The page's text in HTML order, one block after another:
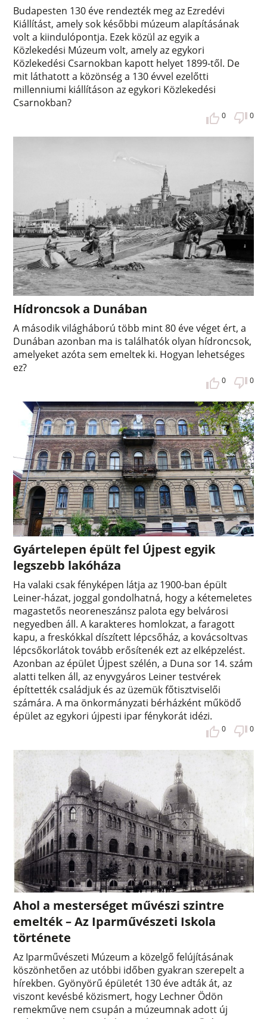
Budapesten 130 éve rendezték meg az Ezredévi
Kiállítást, amely sok későbbi múzeum alapításának
volt a kiindulópontja. Ezek közül az egyik a
Közlekedési Múzeum volt, amely az egykori
Közlekedési Csarnokban kapott helyet 1899-től. De
mit láthatott a közönség a 130 évvel ezelőtti
millenniumi kiállításon az egykori Közlekedési
Csarnokban?
0 0
Hídroncsok a Dunában
A második világháború több mint 80 éve véget ért, a
Dunában azonban ma is találhatók olyan hídroncsok,
amelyeket azóta sem emeltek ki. Hogyan lehetséges
ez?
0 0
Gyártelepen épült fel Újpest egyik
legszebb lakóháza
Ha valaki csak fényképen látja az 1900-ban épült
Leiner-házat, joggal gondolhatná, hogy a kétemeletes
magastetős neoreneszánsz palota egy belvárosi
negyedben áll. A karakteres homlokzat, a faragott
kapu, a freskókkal díszített lépcsőház, a kovácsoltvas
lépcsőkorlátok tovább erősítenék ezt az elképzelést.
Azonban az épület Újpest szélén, a Duna sor 14. szám
alatti telken áll, az enyvgyáros Leiner testvérek
építtették családjuk és az üzemük főtisztviselői
számára. A ma önkormányzati bérházként működő
épület az egykori újpesti ipar fénykorát idézi.
0 0
Ahol a mesterséget művészi szintre
emelték – Az Iparművészeti Iskola
története
Az Iparművészeti Múzeum a közelgő felújításának
köszönhetően az utóbbi időben gyakran szerepelt a
hírekben. Gyönyörű épületét 130 éve adták át, az
viszont kevésbé közismert, hogy Lechner Ödön
remekműve nem csupán a múzeumnak adott új